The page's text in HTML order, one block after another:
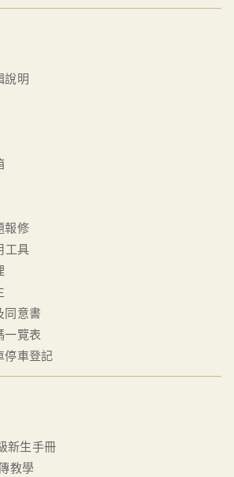
說明
報修
工具
同意書
一覽表
停車登記
新生手冊
教學